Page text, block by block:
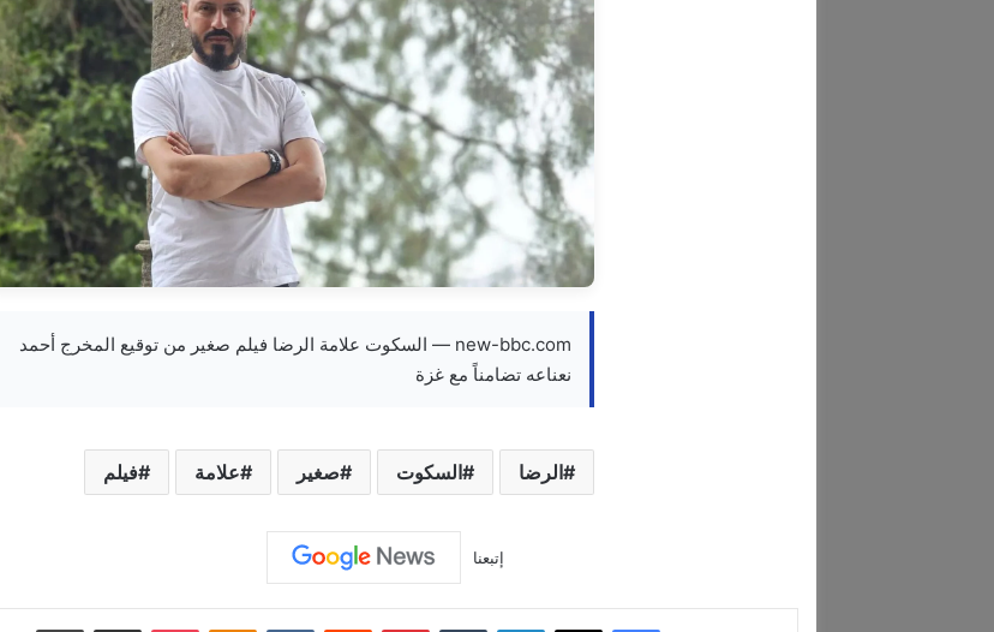
new-bbc.com — السكوت علامة الرضا فيلم صغير من توقيع المخرج أحمد
نعناعه تضامناً مع غزة
الرضا السكوت صغير علامة فيلم
إتبعنا